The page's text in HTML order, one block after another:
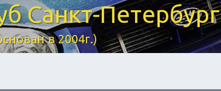
Санкт-Петербург
в 2004г.)